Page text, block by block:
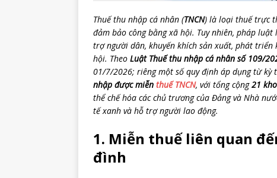
Thuế thu nhập cá nhân (TNCN) là loại thuế trực
đảm bảo công bằng xã hội. Tuy nhiên, pháp
trợ người dân, khuyến khích sản xuất, phát triển
hội. Theo Luật Thuế thu nhập cá nhân số 109/
01/7/2026; riêng một số quy định áp dụng từ kỳ
nhập được miễn thuế TNCN, với tổng cộng21
thể chế hóa các chủ trương của Đảng và Nhà
tế xanh và hỗ trợ người lao động.
1. Miễn thuế liên quan
đình